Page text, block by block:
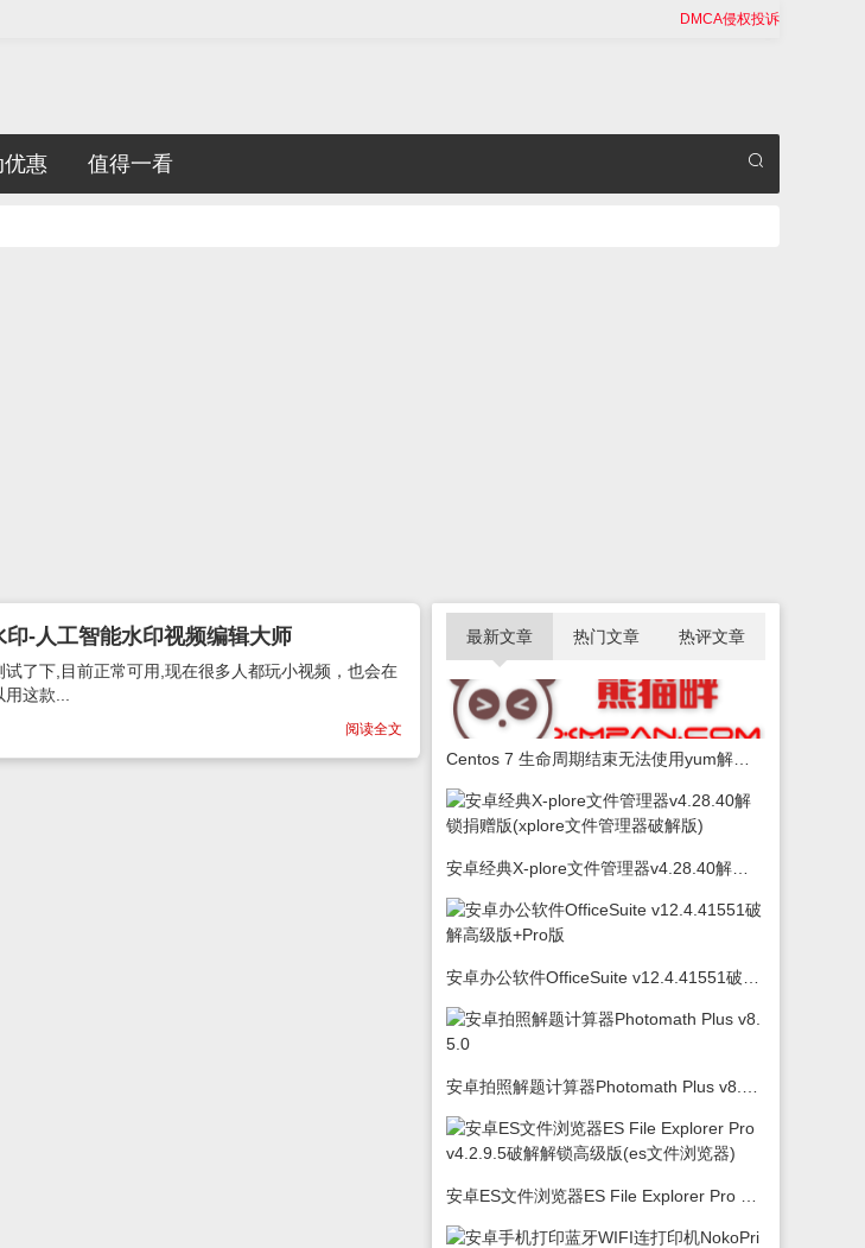
DMCA侵权投诉
优惠 值得一看
-人工智能水印视频编辑大师
了下,目前正常可用,现在很多人都玩小视频，也会在
这款...
阅读全文
最新文章 热门文章 热评文章